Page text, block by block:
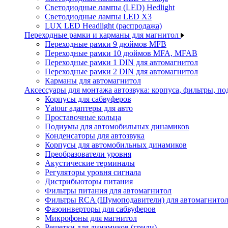
Светодиодные лампы (LED) Hedlight
Светодиодные лампы LED X3
LUX LED Headlight (распродажа)
Переходные рамки и карманы для магнитол
Переходные рамки 9 дюймов MFB
Переходные рамки 10 дюймов MFA, MFAB
Переходные рамки 1 DIN для автомагнитол
Переходные рамки 2 DIN для автомагнитол
Карманы для автомагнитол
Аксессуары для монтажа автозвука: корпуса, фильтры,
Корпусы для сабвуферов
Yаtour адаптеры для авто
Проставочные кольца
Подиумы для автомобильных динамиков
Конденсаторы для автозвука
Корпусы для автомобильных динамиков
Преобразователи уровня
Акустические терминалы
Регуляторы уровня сигнала
Дистрибьюторы питания
Фильтры питания для автомагнитол
Фильтры RCA (Шумоподавители) для автомагнитол
Фазоинверторы для сабвуферов
Микрофоны для магнитол